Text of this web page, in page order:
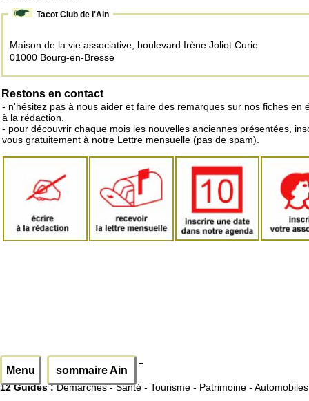
Tacot Club de l'Ain
Maison de la vie associative, boulevard Irène Joliot Curie
01000 Bourg-en-Bresse
Restons en contact
- n'hésitez pas à nous aider et faire des remarques sur nos fiches en
à la rédaction.
- pour découvrir chaque mois les nouvelles anciennes présentées,
vous gratuitement à notre Lettre mensuelle (pas de spam).
Menu sommaire Ain
12 Guides :Démarches - Santé - Tourisme - Patrimoine - Automobiles